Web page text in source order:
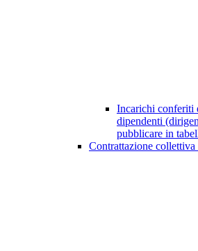
Incarichi conferiti
dipendenti
pubblicare in
Contrattazione collettiva